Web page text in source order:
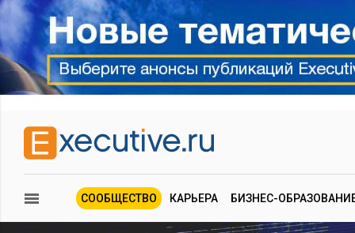
СООБЩЕСТВО КАРЬЕРА БИЗНЕС-